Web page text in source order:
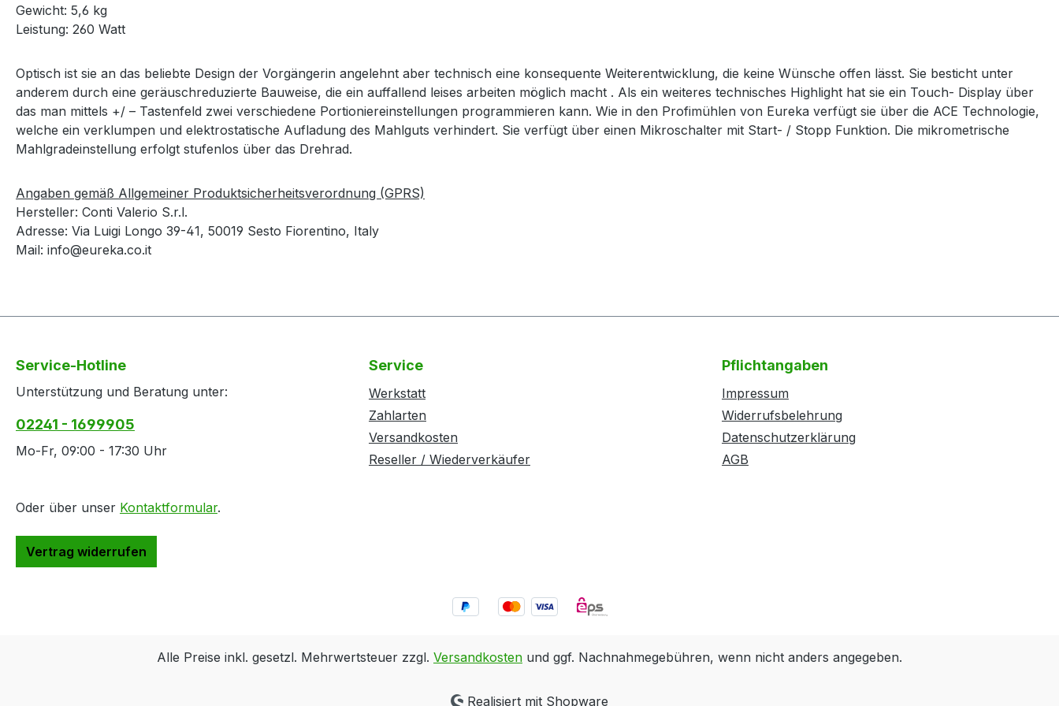
Gewicht: 5,6 kg
Leistung: 260 Watt
Optisch ist sie an das beliebte Design der Vorgängerin angelehnt aber technisch eine konsequente Weiterentwicklung, die keine Wünsche offen lässt. Sie besticht unter
anderem durch eine geräuschreduzierte Bauweise, die ein auffallend leises arbeiten möglich macht . Als ein weiteres technisches Highlight hat sie ein Touch- Display über
das man mittels +/ – Tastenfeld zwei verschiedene Portioniereinstellungen programmieren kann. Wie in den Profimühlen von Eureka verfügt sie über die ACE Technologie,
welche ein verklumpen und elektrostatische Aufladung des Mahlguts verhindert. Sie verfügt über einen Mikroschalter mit Start- / Stopp Funktion. Die mikrometrische
Mahlgradeinstellung erfolgt stufenlos über das Drehrad.
Angaben gemäß Allgemeiner Produktsicherheitsverordnung (GPRS)
Hersteller: Conti Valerio S.r.l.
Adresse: Via Luigi Longo 39-41, 50019 Sesto Fiorentino, Italy
Mail: info@eureka.co.it
Service-Hotline
Unterstützung und Beratung unter:
02241 - 1699905
Mo-Fr, 09:00 - 17:30 Uhr
Oder über unser Kontaktformular.
Vertrag widerrufen
Service
Werkstatt
Zahlarten
Versandkosten
Reseller / Wiederverkäufer
Pflichtangaben
Impressum
Widerrufsbelehrung
Datenschutzerklärung
AGB
Alle Preise inkl. gesetzl. Mehrwertsteuer zzgl. Versandkosten und ggf. Nachnahmegebühren, wenn nicht anders angegeben.
Realisiert mit Shopware